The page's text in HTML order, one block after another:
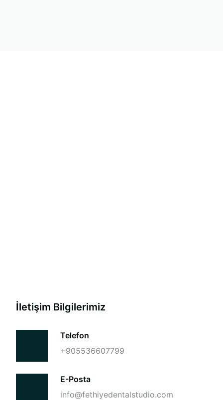
İletişim Bilgilerimiz
Telefon
+905536607799
E-Posta
info@fethiyedentalstudio.com